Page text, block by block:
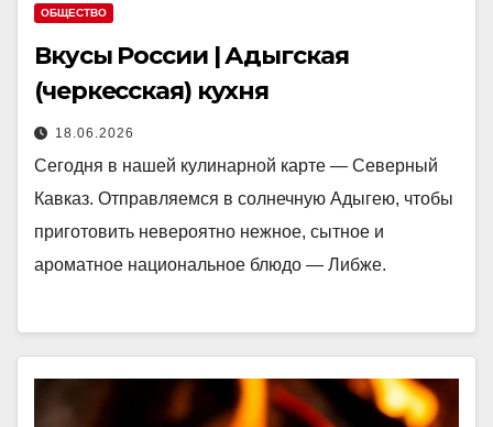
ОБЩЕСТВО
Вкусы России | Адыгская
(черкесская) кухня
18.06.2026
Сегодня в нашей кулинарной карте — Северный
Кавказ. Отправляемся в солнечную Адыгею, чтобы
приготовить невероятно нежное, сытное и
ароматное национальное блюдо — Либже.